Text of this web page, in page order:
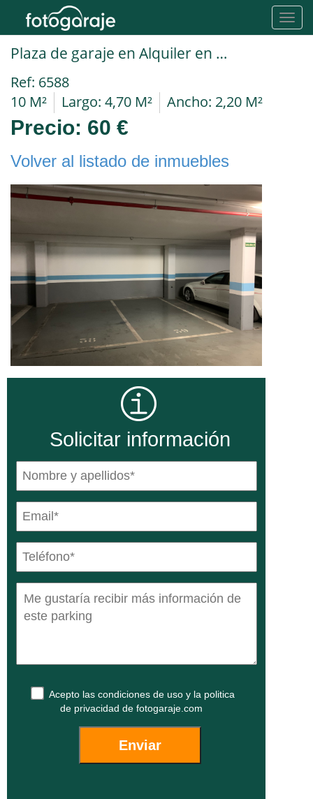
Plaza de garaje en Alquiler en Castelló De La Plana(Castellón De La Plana) en AVENIDA CASALDUCH calle crevillente
Ref: 6588
10 M²
Largo: 4,70 M² Ancho: 2,20 M²
Precio: 60 €
Volver al listado de inmuebles
Solicitar información
Acepto las condiciones de uso y la politica
de privacidad de fotogaraje.com